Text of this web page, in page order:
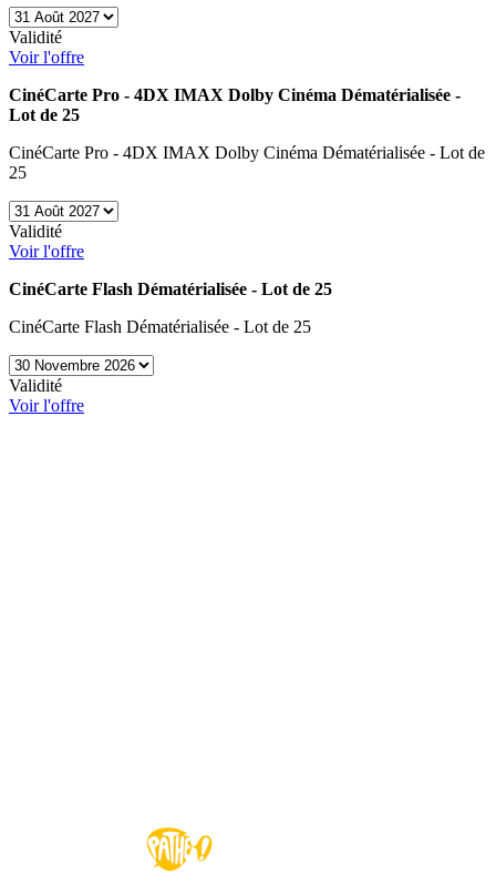
Validité
Voir l'offre
CinéCarte Pro - 4DX IMAX Dolby Cinéma Dématérialisée -
Lot de 25
CinéCarte Pro - 4DX IMAX Dolby Cinéma Dématérialisée - Lot de
25
Validité
Voir l'offre
CinéCarte Flash Dématérialisée - Lot de 25
CinéCarte Flash Dématérialisée - Lot de 25
Validité
Voir l'offre